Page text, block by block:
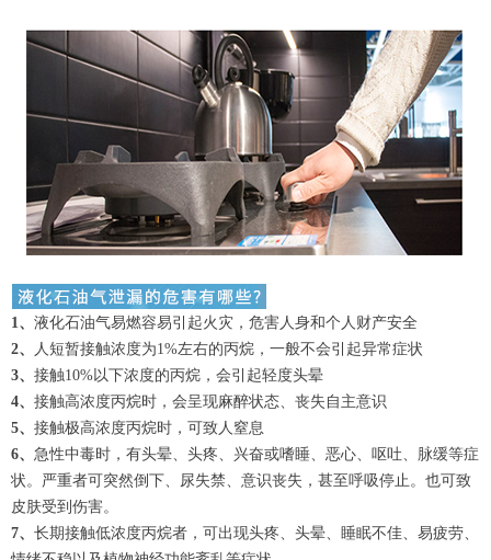
1、 液化石油气易燃容易引起火灾，危害人身和个人财产安全
2、
人短暂接触浓度为1%左右的丙烷，一般不会引起异常症状
3、 接触10%以下浓度的丙烷，会引起轻度头晕
4、 接触高浓度丙烷时，会呈现麻醉状态、丧失自主意识
5、 接触极高浓度丙烷时，可致人窒息
6、 急性中毒时，有头晕、头疼、兴奋或嗜睡、恶心、呕吐、脉缓等症
状。严重者可突然倒下、尿失禁、意识丧失，甚至呼吸停止。也可致
皮肤受到伤害。
7、 长期接触低浓度丙烷者，可出现头疼、头晕、睡眠不佳、易疲劳、